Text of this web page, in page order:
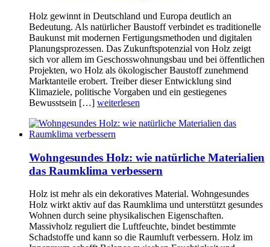
Holz gewinnt in Deutschland und Europa deutlich an
Bedeutung. Als natürlicher Baustoff verbindet es traditionelle
Baukunst mit modernen Fertigungsmethoden und digitalen
Planungsprozessen. Das Zukunftspotenzial von Holz zeigt
sich vor allem im Geschosswohnungsbau und bei öffentlichen
Projekten, wo Holz als ökologischer Baustoff zunehmend
Marktanteile erobert. Treiber dieser Entwicklung sind
Klimaziele, politische Vorgaben und ein gestiegenes
Bewusstsein […] weiterlesen
Wohngesundes Holz: wie natürliche Materialien
das Raumklima verbessern
Holz ist mehr als ein dekoratives Material. Wohngesundes
Holz wirkt aktiv auf das Raumklima und unterstützt gesundes
Wohnen durch seine physikalischen Eigenschaften.
Massivholz reguliert die Luftfeuchte, bindet bestimmte
Schadstoffe und kann so die Raumluft verbessern. Holz im